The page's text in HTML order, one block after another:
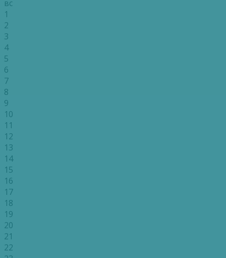
вс
1
2
3
4
5
6
7
8
9
10
11
12
13
14
15
16
17
18
19
20
21
22